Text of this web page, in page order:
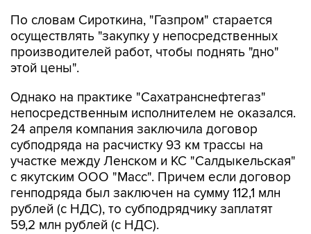
По словам Сироткина, "Газпром" старается
осуществлять "закупку у непосредственных
производителей работ, чтобы поднять "дно"
этой цены".
Однако на практике "Сахатранснефтегаз"
непосредственным исполнителем не оказался.
24 апреля компания заключила договор
субподряда на расчистку 93 км трассы на
участке между Ленском и КС "Салдыкельская"
с якутским ООО "Масс". Причем если договор
генподряда был заключен на сумму 112,1 млн
рублей (с НДС), то субподрядчику заплатят
59,2 млн рублей (с НДС).